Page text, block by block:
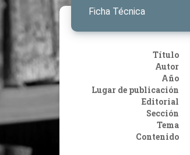
Ficha Técnica
Título
Autor
Año
Lugar de publicación
Editorial
Sección
Tema
Contenido